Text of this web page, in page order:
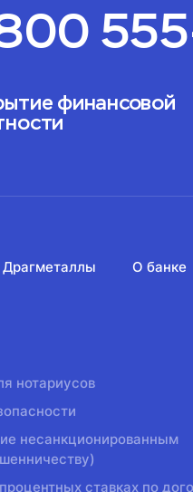
финансовой
Драгметаллы О банке
нотариусов
несанкционированным
ставках по